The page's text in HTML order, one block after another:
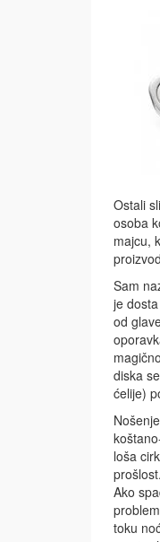
Ostali
osoba
majcu,
Sam
je
od
diska
ćelije)
loša
prošlost.
Ako
toku